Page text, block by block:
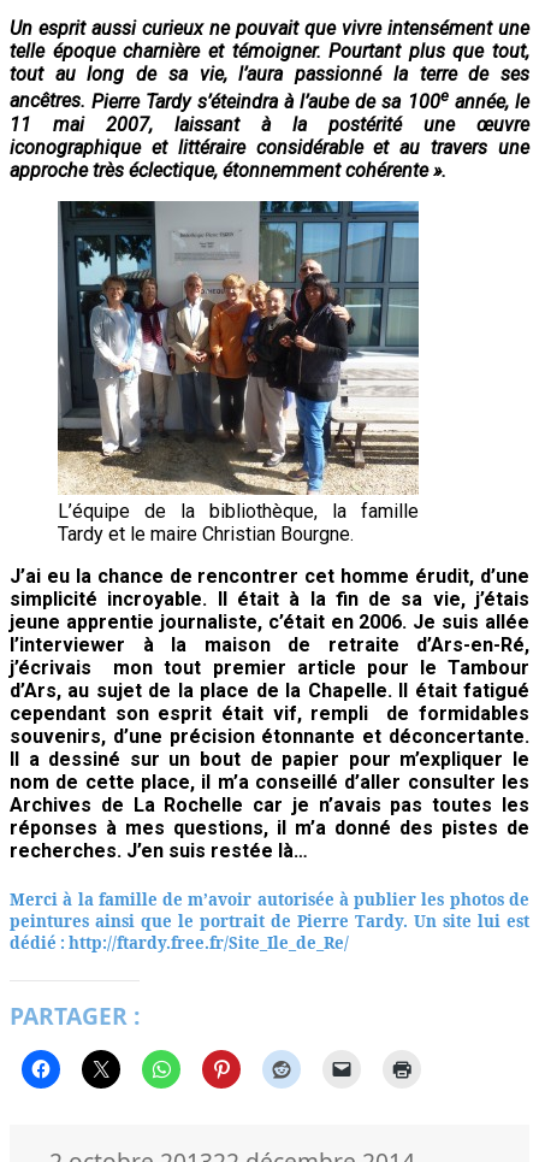
Un esprit aussi curieux ne pouvait que vivre intensément une
telle époque charnière et témoigner. Pourtant plus que tout,
tout au long de sa vie, l’aura passionné la terre de ses
ancêtres.Pierre Tardy s’éteindra à l’aube de sa 100eannée, le
11 mai 2007, laissant à la postérité une œuvre
iconographique et littéraire considérable et au travers une
approche très éclectique, étonnemment cohérente ».
L’équipe de la bibliothèque, la famille
Tardy et le maire Christian Bourgne.
J’ai eu la chance de rencontrer cet homme érudit, d’une
simplicité incroyable. Il était à la fin de sa vie, j’étais
jeune apprentie journaliste, c’était en 2006. Je suis allée
l’interviewer à la maison de retraite d’Ars-en-Ré,
j’écrivais mon tout premier article pour le Tambour
d’Ars, au sujet de la place de la Chapelle. Il était fatigué
cependant son esprit était vif, rempli de formidables
souvenirs, d’une précision étonnante et déconcertante.
Il a dessiné sur un bout de papier pour m’expliquer le
nom de cette place, il m’a conseillé d’aller consulter les
Archives de La Rochelle car je n’avais pas toutes les
réponses à mes questions, il m’a donné des pistes de
recherches. J’en suis restée là…
Merci à la famille de m’avoir autorisée à publier les photos de
peintures ainsi que le portrait de Pierre Tardy. Un site lui est
dédié : http://ftardy.free.fr/Site_Ile_de_Re/
PARTAGER :